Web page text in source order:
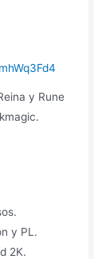
y Rune
y PL.
2K.